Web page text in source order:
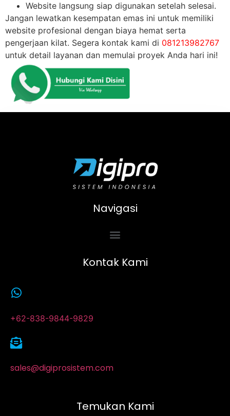
Website langsung siap digunakan setelah selesai.
Jangan lewatkan kesempatan emas ini untuk memiliki
website profesional dengan biaya hemat serta
pengerjaan kilat. Segera kontak kami di 081213982767
untuk detail layanan dan memulai proyek Anda hari ini!
Navigasi
Kontak Kami
+62-838-9844-9829
sales@digiprosistem.com
Temukan Kami